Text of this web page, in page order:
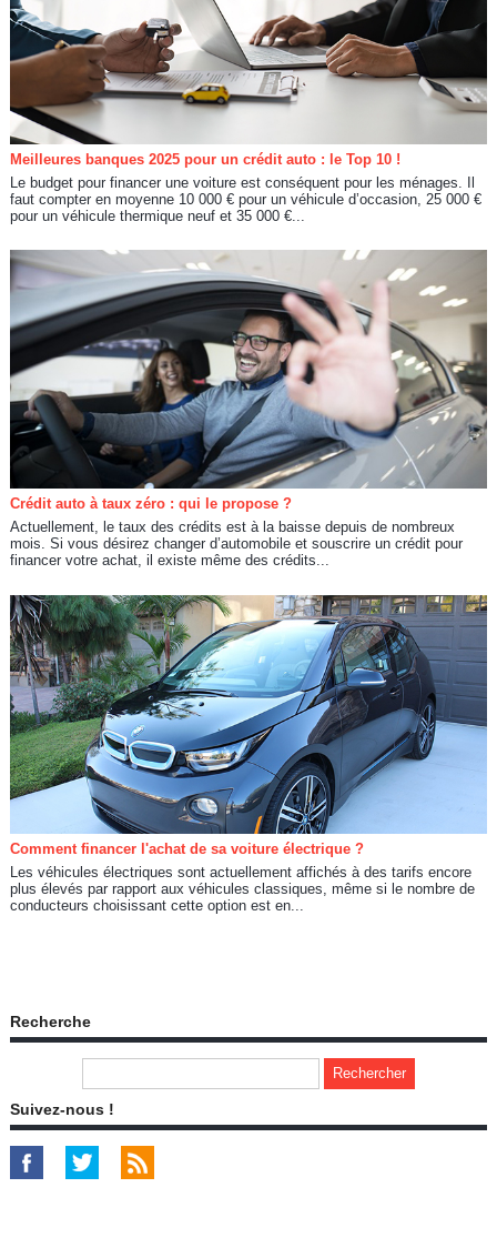
Meilleures banques 2025 pour un crédit auto : le Top 10 !
Le budget pour financer une voiture est conséquent pour les ménages. Il
faut compter en moyenne 10 000 € pour un véhicule d’occasion, 25 000 €
pour un véhicule thermique neuf et 35 000 €...
Crédit auto à taux zéro : qui le propose ?
Actuellement, le taux des crédits est à la baisse depuis de nombreux
mois. Si vous désirez changer d’automobile et souscrire un crédit pour
financer votre achat, il existe même des crédits...
Comment financer l'achat de sa voiture électrique ?
Les véhicules électriques sont actuellement affichés à des tarifs encore
plus élevés par rapport aux véhicules classiques, même si le nombre de
conducteurs choisissant cette option est en...
Recherche
Suivez-nous !